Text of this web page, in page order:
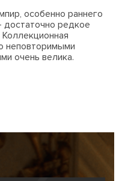
особенно раннего
достаточно редкое
неповторимыми
очень велика.